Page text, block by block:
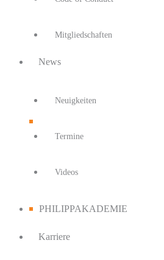
Mitgliedschaften
News
Neuigkeiten
Termine
Videos
PHILIPPAKADEMIE
Karriere